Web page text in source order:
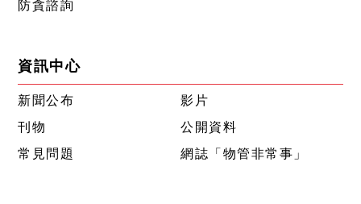
防貪諮詢
資訊中心
新聞公布
影片
刊物
公開資料
常見問題
網誌「物管非常事」